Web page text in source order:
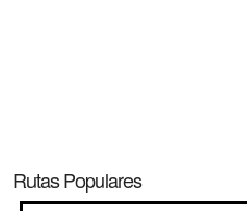
Rutas Populares